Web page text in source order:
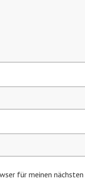
für meinen